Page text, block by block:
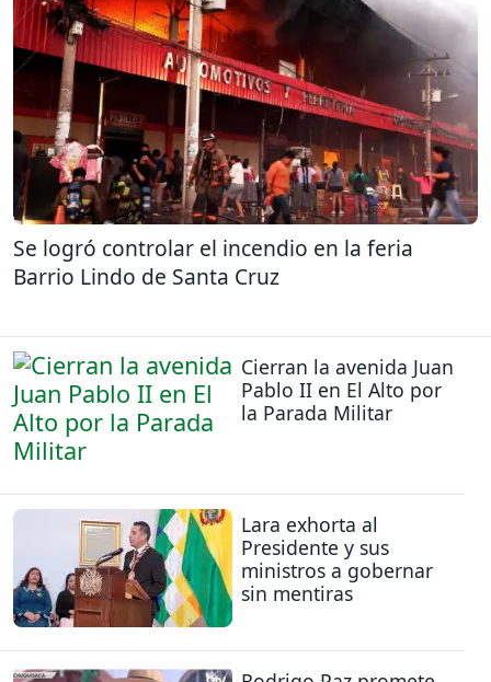
Se logró controlar el incendio en la feria
Barrio Lindo de Santa Cruz
Cierran la avenida Juan
Pablo II en El Alto por
la Parada Militar
Lara exhorta al
Presidente y sus
ministros a gobernar
sin mentiras